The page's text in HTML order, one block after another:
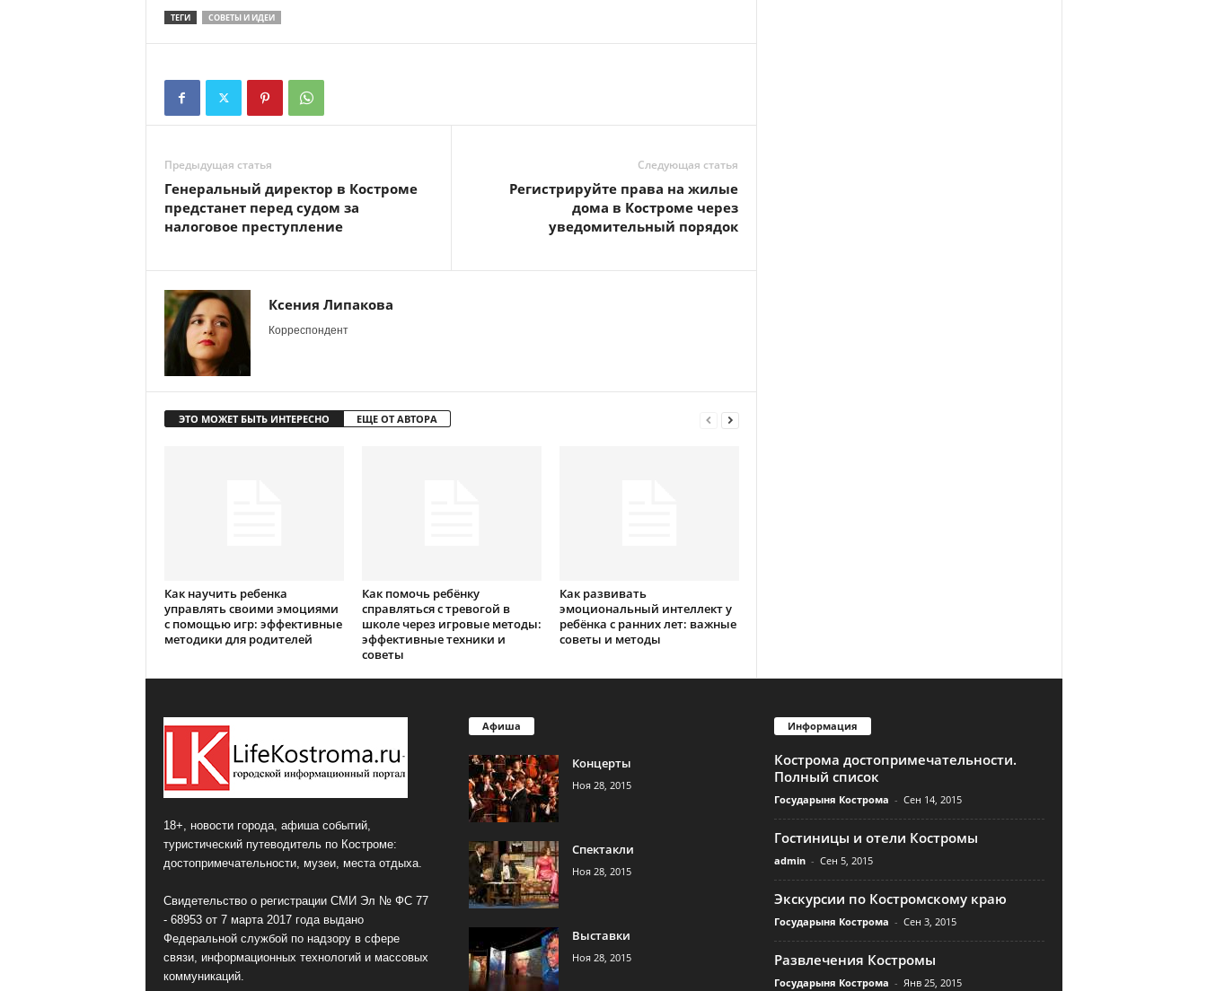
ТЕГИ СОВЕТЫ И ИДЕИ
Предыдущая статья
Генеральный директор в Костроме
предстанет перед судом за
налоговое преступление
Следующая статья
Регистрируйте права на жилые
дома в Костроме через
уведомительный порядок
Ксения Липакова
Корреспондент
ЭТО МОЖЕТ БЫТЬ ИНТЕРЕСНО ЕЩЕ ОТ АВТОРА
Как научить ребенка
управлять своими эмоциями
с помощью игр: эффективные
методики для родителей
Как помочь ребёнку
справляться с тревогой в
школе через игровые методы:
эффективные техники и
советы
Как развивать
эмоциональный интеллект у
ребёнка с ранних лет: важные
советы и методы
18+, новости города, афиша событий,
туристический путеводитель по Костроме:
достопримечательности, музеи, места отдыха.
Свидетельство о регистрации СМИ Эл № ФС 77
- 68953 от 7 марта 2017 года выдано
Федеральной службой по надзору в сфере
связи, информационных технологий и массовых
коммуникаций.
Афиша
Концерты
Ноя 28, 2015
Спектакли
Ноя 28, 2015
Выставки
Ноя 28, 2015
Информация
Кострома достопримечательности.
Полный список
Государыня Кострома - Сен 14, 2015
Гостиницы и отели Костромы
admin - Сен 5, 2015
Экскурсии по Костромскому краю
Государыня Кострома - Сен 3, 2015
Развлечения Костромы
Государыня Кострома - Янв 25, 2015